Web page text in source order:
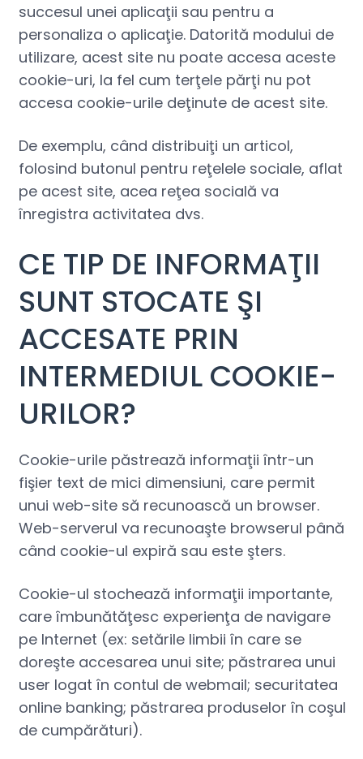
succesul unei aplicaţii sau pentru a
personaliza o aplicaţie. Datorită modului de
utilizare, acest site nu poate accesa aceste
cookie-uri, la fel cum terţele părţi nu pot
accesa cookie-urile deţinute de acest site.
De exemplu, când distribuiţi un articol,
folosind butonul pentru reţelele sociale, aflat
pe acest site, acea reţea socială va
înregistra activitatea dvs.
CE TIP DE INFORMAŢII
SUNT STOCATE ŞI
ACCESATE PRIN
INTERMEDIUL COOKIE-
URILOR?
Cookie-urile păstrează informaţii într-un
fişier text de mici dimensiuni, care permit
unui web-site să recunoască un browser.
Web-serverul va recunoaşte browserul până
când cookie-ul expiră sau este şters.
Cookie-ul stochează informaţii importante,
care îmbunătăţesc experienţa de navigare
pe Internet (ex: setările limbii în care se
doreşte accesarea unui site; păstrarea unui
user logat în contul de webmail; securitatea
online banking; păstrarea produselor în coşul
de cumpărături).